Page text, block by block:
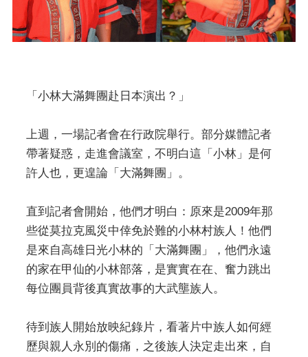
「小林大滿舞團赴日本演出？」
上週，一場記者會在行政院舉行。部分媒體記者
帶著疑惑，走進會議室，不明白這「小林」是何
許人也，更遑論「大滿舞團」。
直到記者會開始，他們才明白：原來是2009年那
些從莫拉克風災中倖免於難的小林村族人！他們
是來自高雄日光小林的「大滿舞團」，他們永遠
的家在甲仙的小林部落，是實實在在、奮力跳出
每位團員背後真實故事的大武壟族人。
待到族人開始放映紀錄片，看著片中族人如何經
歷與親人永別的傷痛，之後族人決定走出來，自